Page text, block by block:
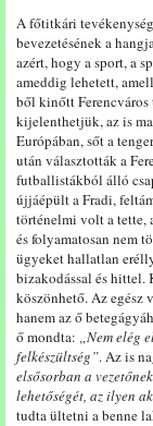
A főtitkári
bevezetésének a
azért, hogy a sport, a
ameddig lehetett,
ből kinőtt Ferencváros
kijelenthetjük, az is
Európában, sőt a
után választották a
futballistákból álló
újjáépült a Fradi,
történelmi volt a tette,
és folyamatosan nem
ügyeket hallatlan
bizakodással és hittel.
köszönhető. Az egész
hanem az ő
ő mondta: „Nem elég
felkészültség”. Az is
elsősorban a
lehetőségét, az ilyen
tudta ültetni a benne